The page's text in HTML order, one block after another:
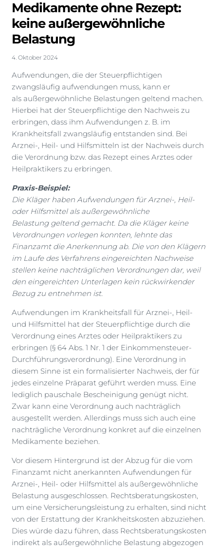
Medikamente ohne Rezept:
keine außergewöhnliche
Belastung
4. Oktober 2024
Aufwendungen, die der Steuerpflichtigen
zwangsläufig aufwendungen muss, kann er
als außergewöhnliche Belastungen geltend machen.
Hierbei hat der Steuerpflichtige den Nachweis zu
erbringen, dass ihm Aufwendungen z. B. im
Krankheitsfall zwangsläufig entstanden sind. Bei
Arznei-, Heil- und Hilfsmitteln ist der Nachweis durch
die Verordnung bzw. das Rezept eines Arztes oder
Heilpraktikers zu erbringen.
Praxis-Beispiel:
Die Kläger haben Aufwendungen für Arznei-, Heil-
oder Hilfsmittel als außergewöhnliche
Belastung geltend gemacht. Da die Kläger keine
Verordnungen vorlegen konnten, lehnte das
Finanzamt die Anerkennung ab. Die von den Klägern
im Laufe des Verfahrens eingereichten Nachweise
stellen keine nachträglichen Verordnungen dar, weil
den eingereichten Unterlagen kein rückwirkender
Bezug zu entnehmen ist.
Aufwendungen im Krankheitsfall für Arznei-, Heil-
und Hilfsmittel hat der Steuerpflichtige durch die
Verordnung eines Arztes oder Heilpraktikers zu
erbringen (§ 64 Abs. 1 Nr. 1 der Einkommensteuer-
Durchführungsverordnung). Eine Verordnung in
diesem Sinne ist ein formalisierter Nachweis, der für
jedes einzelne Präparat geführt werden muss. Eine
lediglich pauschale Bescheinigung genügt nicht.
Zwar kann eine Verordnung auch nachträglich
ausgestellt werden. Allerdings muss sich auch eine
nachträgliche Verordnung konkret auf die einzelnen
Medikamente beziehen.
Vor diesem Hintergrund ist der Abzug für die vom
Finanzamt nicht anerkannten Aufwendungen für
Arznei-, Heil- oder Hilfsmittel als außergewöhnliche
Belastung ausgeschlossen. Rechtsberatungskosten,
um eine Versicherungsleistung zu erhalten, sind nicht
von der Erstattung der Krankheitskosten abzuziehen.
Dies würde dazu führen, dass Rechtsberatungskosten
indirekt als außergewöhnliche Belastung abgezogen